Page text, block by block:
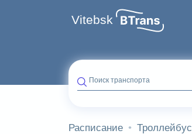
Vitebsk
Поиск транспорта
Расписание Троллейбус